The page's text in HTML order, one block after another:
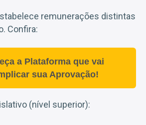
remunerações distintas
Confira:
a Plataforma que vai
sua Aprovação!
(nível superior):